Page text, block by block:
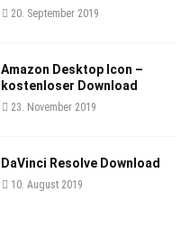
20. September 2019
Amazon Desktop Icon –
kostenloser Download
23. November 2019
DaVinci Resolve Download
10. August 2019